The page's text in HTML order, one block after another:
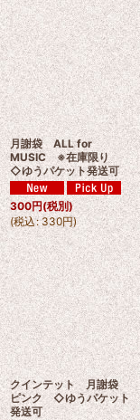
月謝袋 ALL for
MUSIC ※在庫限り
◇ゆうパケット発送可
300円(税別)
(税込: 330円)
クインテット 月謝袋
ピンク ◇ゆうパケット
発送可